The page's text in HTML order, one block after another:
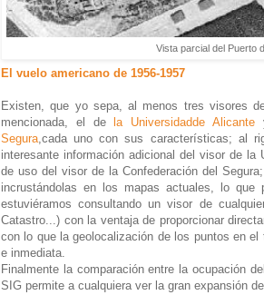
Vista parcial del Puerto
El vuelo americano de 1956-1957
Existen, que yo sepa, al menos tres visores
mencionada, el dela Universidadde Alicante
Segura,cada uno con sus características; al
interesante información adicional del visor de la
de uso del visor de la Confederación del
incrustándolas en los mapas actuales, lo
estuviéramos consultando un visor de
Catastro...) con la ventaja de proporcionar
con lo que la geolocalización de los puntos en
e inmediata.
Finalmente la comparación entre la ocupación
SIG permite a cualquiera ver la gran expansión